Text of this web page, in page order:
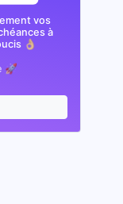
vos
à
👌🏼
🚀